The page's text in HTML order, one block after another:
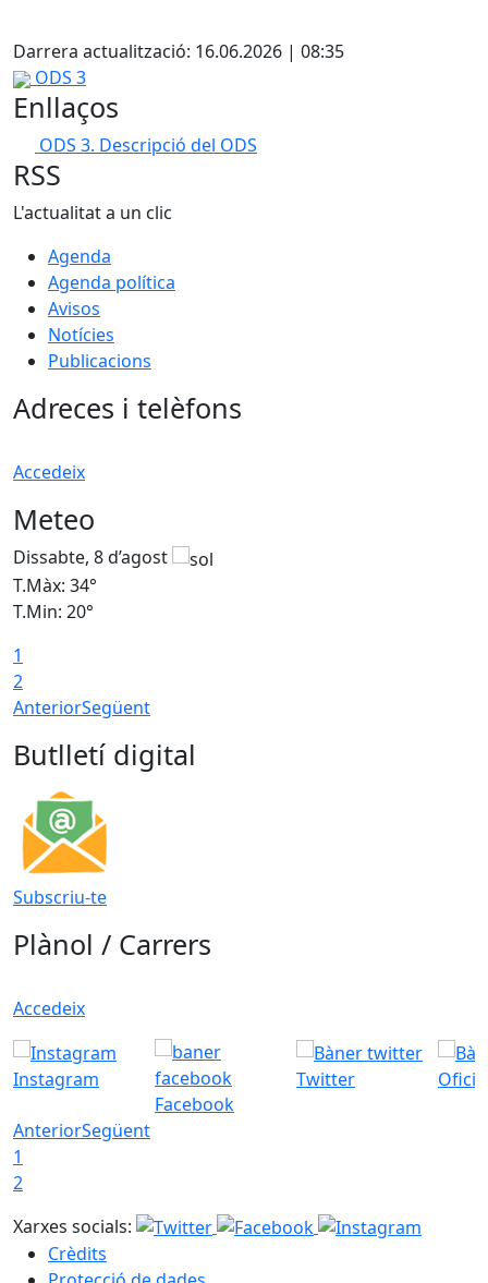
Darrera actualització: 16.06.2026 | 08:35
ODS 3
Enllaços
ODS 3. Descripció del ODS
RSS
L'actualitat a un clic
Agenda
Agenda política
Avisos
Notícies
Publicacions
Adreces i telèfons
Accedeix
Meteo
Dissabte, 8 d’agost
T.Màx: 34°
T.Min: 20°
1
2
AnteriorSegüent
Butlletí digital
Subscriu-te
Plànol / Carrers
Accedeix
Instagram
Facebook
Twitter
AnteriorSegüent
1
2
Xarxes socials:
Crèdits